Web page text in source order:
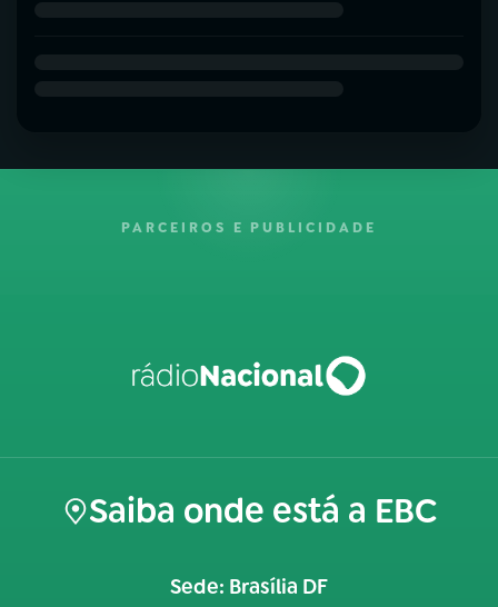
PARCEIROS E PUBLICIDADE
Saiba onde está a EBC
Sede: Brasília DF